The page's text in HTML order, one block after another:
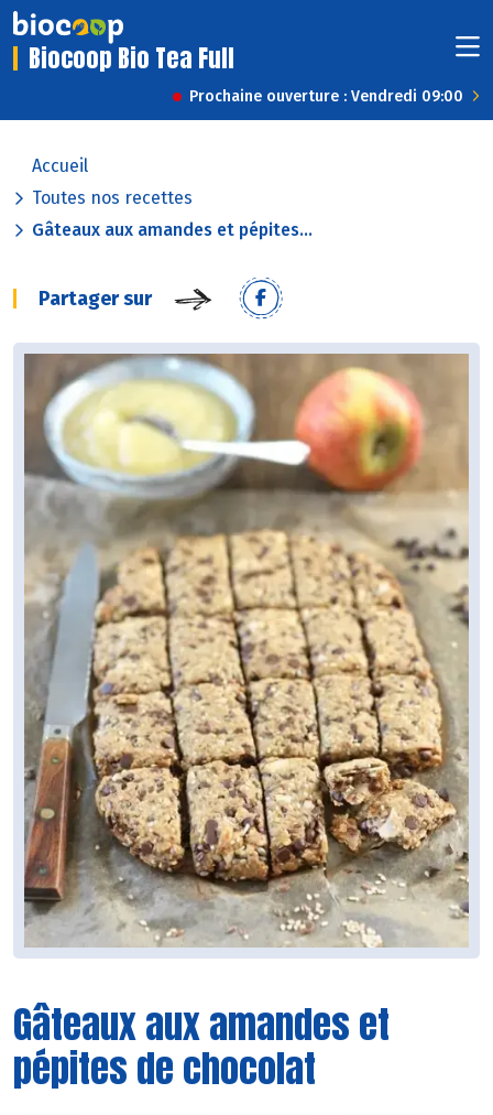
Biocoop Bio Tea Full
Prochaine ouverture : Vendredi 09:00
Accueil
Toutes nos recettes
Gâteaux aux amandes et pépites...
Partager sur
Gâteaux aux amandes et
pépites de chocolat